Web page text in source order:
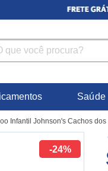
Saúde
Infantil Johnson's Cachos dos
-24%